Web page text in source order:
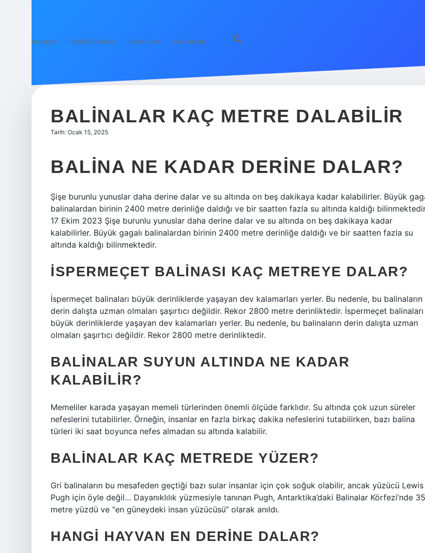
Anasayfa Gizlilik Politikası Yasal Uyarı Hakkımızda
BALINALAR KAÇ METRE DALABILIR
Tarih: Ocak 15, 2025
BALINA NE KADAR DERINE DALAR?
Şişe burunlu yunuslar daha derine dalar ve su altında on beş dakikaya kadar kalabilirler. Büyük
balinalardan birinin 2400 metre derinliğe daldığı ve bir saatten fazla su altında kaldığı
17 Ekim 2023 Şişe burunlu yunuslar daha derine dalar ve su altında on beş dakikaya kadar
kalabilirler. Büyük gagalı balinalardan birinin 2400 metre derinliğe daldığı ve bir saatten fazla su
altında kaldığı bilinmektedir.
İSPERMEÇET BALINASI KAÇ METREYE DALAR?
İspermeçet balinaları büyük derinliklerde yaşayan dev kalamarları yerler. Bu nedenle, bu balinaların
derin dalışta uzman olmaları şaşırtıcı değildir. Rekor 2800 metre derinliktedir. İspermeçet balinaları
büyük derinliklerde yaşayan dev kalamarları yerler. Bu nedenle, bu balinaların derin dalışta uzman
olmaları şaşırtıcı değildir. Rekor 2800 metre derinliktedir.
BALINALAR SUYUN ALTINDA NE KADAR
KALABILIR?
Memeliler karada yaşayan memeli türlerinden önemli ölçüde farklıdır. Su altında çok uzun süreler
nefeslerini tutabilirler. Örneğin, insanlar en fazla birkaç dakika nefeslerini tutabilirken, bazı balina
türleri iki saat boyunca nefes almadan su altında kalabilir.
BALINALAR KAÇ METREDE YÜZER?
Gri balinaların bu mesafeden geçtiği bazı sular insanlar için çok soğuk olabilir, ancak yüzücü Lewis
Pugh için öyle değil… Dayanıklılık yüzmesiyle tanınan Pugh, Antarktika’daki Balinalar Körfezi’nde
metre yüzdü ve “en güneydeki insan yüzücüsü” olarak anıldı.
HANGI HAYVAN EN DERINE DALAR?